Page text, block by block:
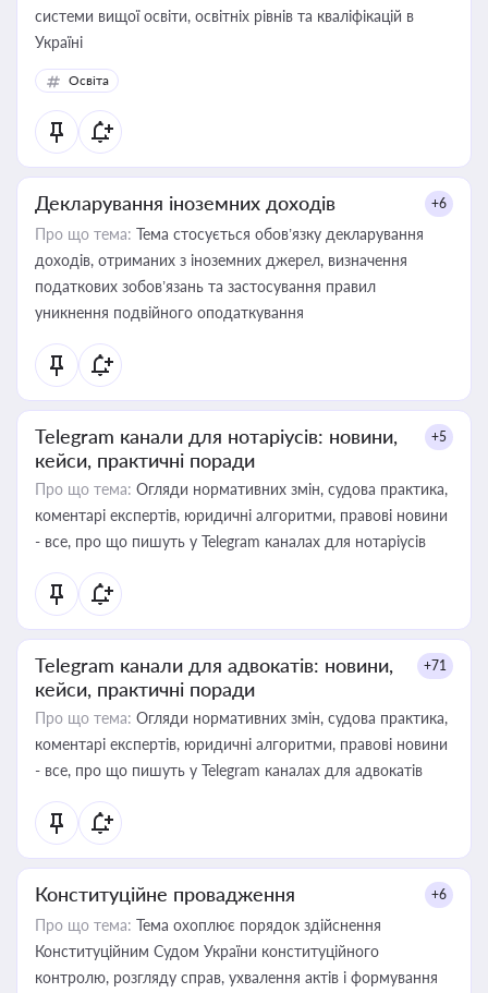
системи вищої освіти, освітніх рівнів та кваліфікацій в
Україні
Освіта
Декларування іноземних доходів +6
Про що тема: Тема стосується обов’язку декларування
доходів, отриманих з іноземних джерел, визначення
податкових зобов’язань та застосування правил
уникнення подвійного оподаткування
Telegram канали для нотаріусів: новини,
кейси, практичні поради
+5
Про що тема: Огляди нормативних змін, судова практика,
коментарі експертів, юридичні алгоритми, правові новини
- все, про що пишуть у Telegram каналах для нотаріусів
Telegram канали для адвокатів: новини,
кейси, практичні поради
+71
Про що тема: Огляди нормативних змін, судова практика,
коментарі експертів, юридичні алгоритми, правові новини
- все, про що пишуть у Telegram каналах для адвокатів
Конституційне провадження +6
Про що тема: Тема охоплює порядок здійснення
Конституційним Судом України конституційного
контролю, розгляду справ, ухвалення актів і формування